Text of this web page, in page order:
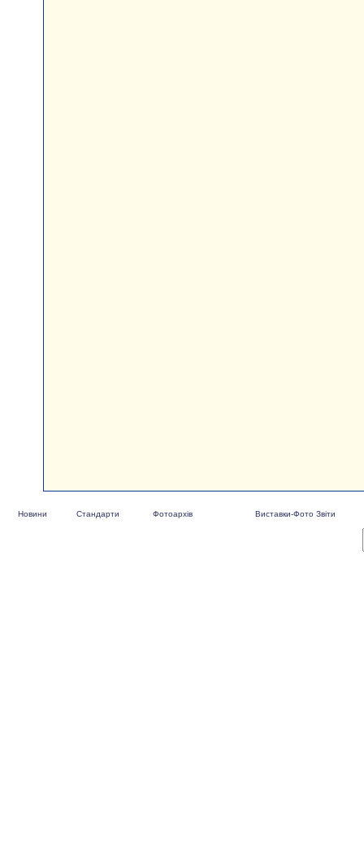
Новини Стандарти Фотоархів Виставки-Фото Звіти